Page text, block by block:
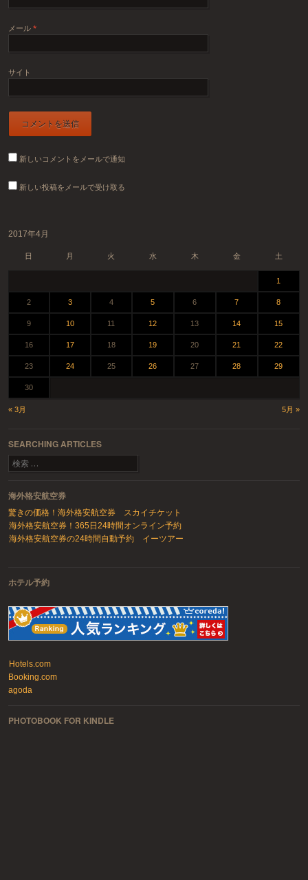
メール *
サイト
新しいコメントをメールで通知
新しい投稿をメールで受け取る
2017年4月
日 月 火 水 木 金 土
« 3月 5月 »
1
2 3 4 5 6 7 8
9 10 11 12 13 14 15
16 17 18 19 20 21 22
23 24 25 26 27 28 29
30
SEARCHING ARTICLES
検索
海外格安航空券
驚きの価格！海外格安航空券 スカイチケット
海外格安航空券！365日24時間オンライン予約
海外格安航空券の24時間自動予約 イーツアー
ホテル予約
Hotels.com
Booking.com
agoda
PHOTOBOOK FOR KINDLE